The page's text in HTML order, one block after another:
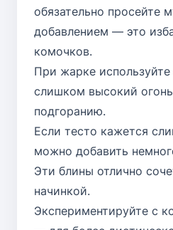
обязательно просейте
добавлением — это
комочков.
При жарке
слишком высокий
подгоранию.
Если тесто кажется
можно добавить
Эти блины отлично
начинкой.
Экспериментируйте с